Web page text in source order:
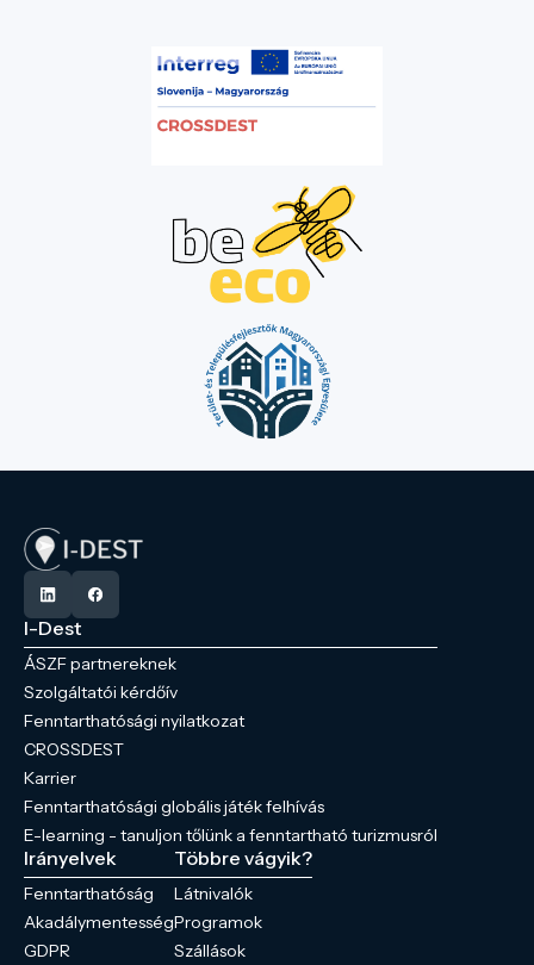
I-Dest
ÁSZF partnereknek
Szolgáltatói kérdőív
Fenntarthatósági nyilatkozat
CROSSDEST
Karrier
Fenntarthatósági globális játék felhívás
E-learning - tanuljon tőlünk a fenntartható turizmusról
Irányelvek
Fenntarthatóság
Akadálymentesség
GDPR
Többre vágyik?
Látnivalók
Programok
Szállások